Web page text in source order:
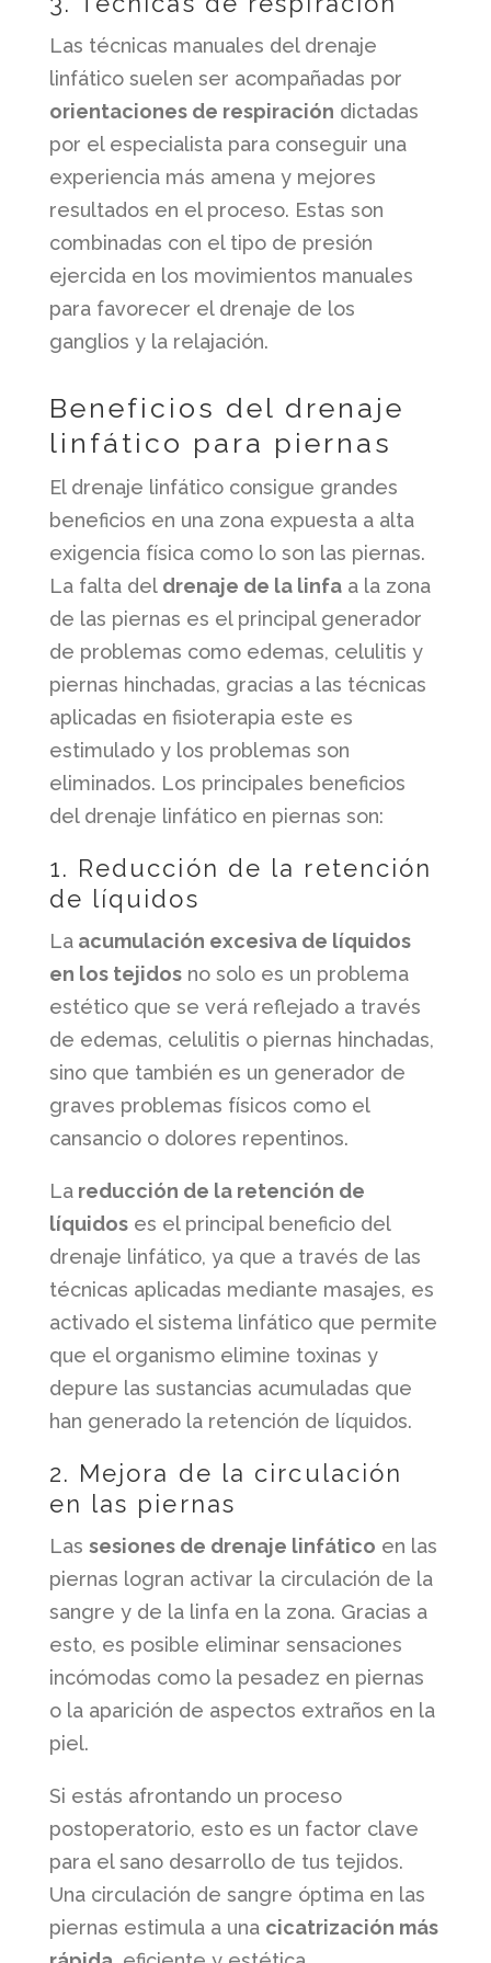
Las técnicas manuales del drenaje
linfático suelen ser acompañadas por
orientaciones de respiración dictadas
por el especialista para conseguir una
experiencia más amena y mejores
resultados en el proceso. Estas son
combinadas con el tipo de presión
ejercida en los movimientos manuales
para favorecer el drenaje de los
ganglios y la relajación.
Beneficios del drenaje
linfático para piernas
El drenaje linfático consigue grandes
beneficios en una zona expuesta a alta
exigencia física como lo son las piernas.
La falta deldrenaje de la linfaa la zona
de las piernas es el principal generador
de problemas como edemas, celulitis y
piernas hinchadas, gracias a las técnicas
aplicadas en fisioterapia este es
estimulado y los problemas son
eliminados. Los principales beneficios
del drenaje linfático en piernas son:
1. Reducción de la retención
de líquidos
Laacumulación excesiva de líquidos
en los tejidosno solo es un problema
estético que se verá reflejado a través
de edemas, celulitis o piernas hinchadas,
sino que también es un generador de
graves problemas físicos como el
cansancio o dolores repentinos.
Lareducción de la retención de
líquidoses el principal beneficio del
drenaje linfático, ya que a través de las
técnicas aplicadas mediante masajes, es
activado el sistema linfático que permite
que el organismo elimine toxinas y
depure las sustancias acumuladas que
han generado la retención de líquidos.
2. Mejora de la circulación
en las piernas
Las sesiones de drenaje linfático en las
piernas logran activar la circulación de la
sangre y de la linfa en la zona. Gracias a
esto, es posible eliminar sensaciones
incómodas como la pesadez en piernas
o la aparición de aspectos extraños en la
piel.
Si estás afrontando un proceso
postoperatorio, esto es un factor clave
para el sano desarrollo de tus tejidos.
Una circulación de sangre óptima en las
piernas estimula a una cicatrización más